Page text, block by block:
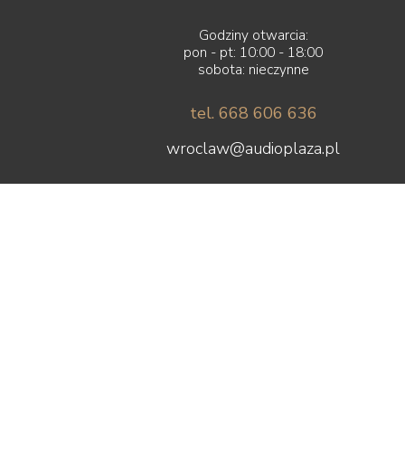
Godziny otwarcia:
pon - pt: 10:00 - 18:00
sobota: nieczynne
tel. 668 606 636
wroclaw@audioplaza.pl